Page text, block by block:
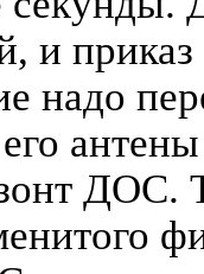
и
надо
ДОС.